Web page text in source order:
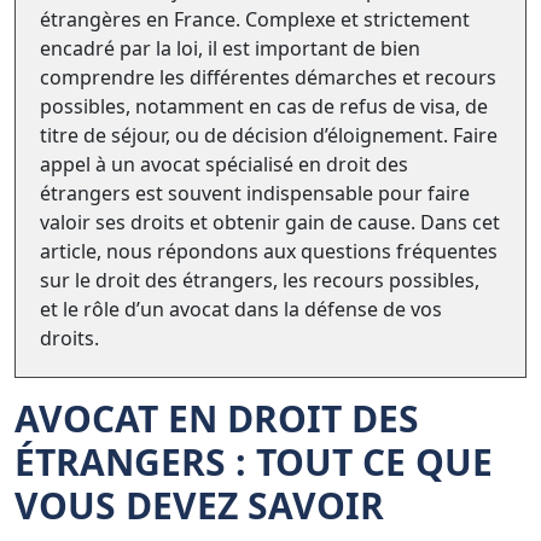
étrangères en France. Complexe et strictement
encadré par la loi, il est important de bien
comprendre les différentes démarches et recours
possibles, notamment en cas de refus de visa, de
titre de séjour, ou de décision d’éloignement. Faire
appel à un avocat spécialisé en droit des
étrangers est souvent indispensable pour faire
valoir ses droits et obtenir gain de cause. Dans cet
article, nous répondons aux questions fréquentes
sur le droit des étrangers, les recours possibles,
et le rôle d’un avocat dans la défense de vos
droits.
AVOCAT EN DROIT DES
ÉTRANGERS : TOUT CE QUE
VOUS DEVEZ SAVOIR